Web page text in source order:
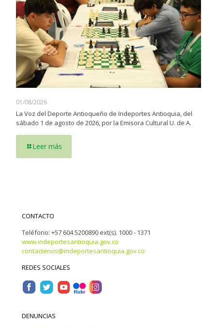
01/08/2026
La Voz del Deporte Antioqueño de Indeportes Antioquia, del
sábado 1 de agosto de 2026, por la Emisora Cultural U. de A.
Leer más
CONTACTO
Teléfono: +57 604 5200890 ext(s). 1000 - 1371
www.indeportesantioquia.gov.co
contactenos@indeportesantioquia.gov.co
REDES SOCIALES
DENUNCIAS